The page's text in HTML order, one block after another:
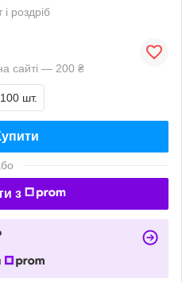
роздріб
сайті — 200 ₴
100 шт.
з